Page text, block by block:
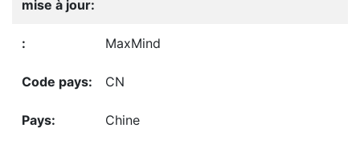
MaxMind
CN
Chine